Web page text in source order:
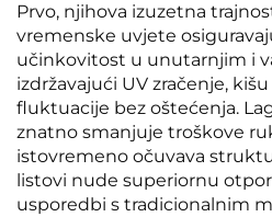
Prvo, njihova izuzetna
vremenske uvjete
učinkovitost u unutarnjim i
izdržavajući UV zračenje,
fluktuacije bez oštećenja.
znatno smanjuje troškove
istovremeno očuvava
listovi nude superiornu
usporedbi s tradicionalnim